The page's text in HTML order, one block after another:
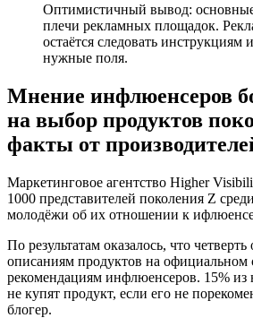
Оптимистичный вывод: основные
плечи рекламных площадок.
остаётся следовать инструкциям
нужные поля.
Мнение инфлюенсеров
на выбор продуктов
факты от
Маркетинговое агентство Higher
1000 представителей поколения Z
молодёжи об их отношении к
По результатам оказалось, что
описаниям продуктов на официальном
рекомендациям инфлюенсеров. 15% из
не купят продукт, если его не
блогер.